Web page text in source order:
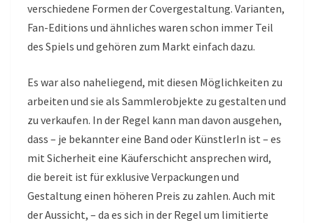
verschiedene Formen der Covergestaltung. Varianten,
Fan-Editions und ähnliches waren schon immer Teil
des Spiels und gehören zum Markt einfach dazu.
Es war also naheliegend, mit diesen Möglichkeiten zu
arbeiten und sie als Sammlerobjekte zu gestalten und
zu verkaufen. In der Regel kann man davon ausgehen,
dass – je bekannter eine Band oder KünstlerIn ist – es
mit Sicherheit eine Käuferschicht ansprechen wird,
die bereit ist für exklusive Verpackungen und
Gestaltung einen höheren Preis zu zahlen. Auch mit
der Aussicht, – da es sich in der Regel um limitierte